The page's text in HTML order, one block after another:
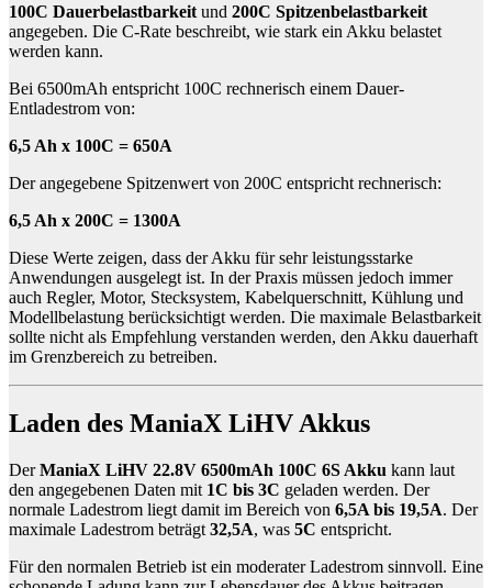
100C Dauerbelastbarkeit und 200C Spitzenbelastbarkeit
angegeben. Die C-Rate beschreibt, wie stark ein Akku belastet
werden kann.
Bei 6500mAh entspricht 100C rechnerisch einem Dauer-
Entladestrom von:
6,5 Ah x 100C = 650A
Der angegebene Spitzenwert von 200C entspricht rechnerisch:
6,5 Ah x 200C = 1300A
Diese Werte zeigen, dass der Akku für sehr leistungsstarke
Anwendungen ausgelegt ist. In der Praxis müssen jedoch immer
auch Regler, Motor, Stecksystem, Kabelquerschnitt, Kühlung und
Modellbelastung berücksichtigt werden. Die maximale Belastbarkeit
sollte nicht als Empfehlung verstanden werden, den Akku dauerhaft
im Grenzbereich zu betreiben.
Laden des ManiaX LiHV Akkus
DerManiaX LiHV 22.8V 6500mAh 100C 6S Akku kann laut
den angegebenen Daten mit 1C bis 3C geladen werden. Der
normale Ladestrom liegt damit im Bereich von 6,5A bis 19,5A. Der
maximale Ladestrom beträgt 32,5A, was 5C entspricht.
Für den normalen Betrieb ist ein moderater Ladestrom sinnvoll. Eine